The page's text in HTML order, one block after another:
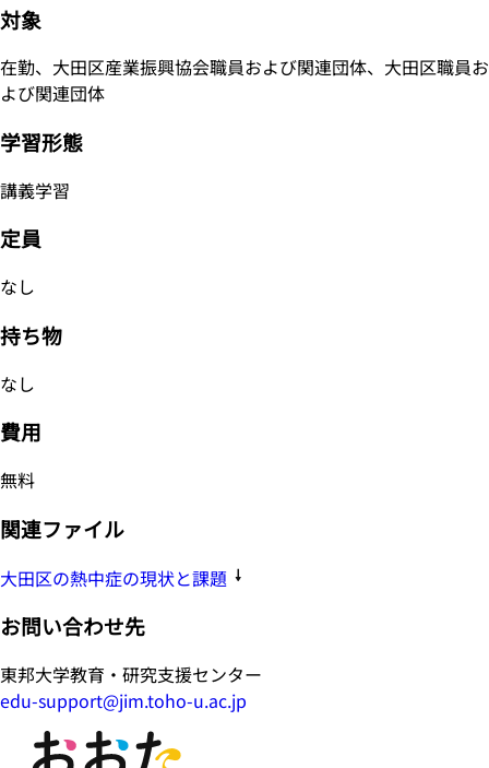
対象
在勤、大田区産業振興協会職員および関連団体、大田区職員お
よび関連団体
学習形態
講義学習
定員
なし
持ち物
なし
費用
無料
関連ファイル
大田区の熱中症の現状と課題
お問い合わせ先
東邦大学教育・研究支援センター
edu-support@jim.toho-u.ac.jp